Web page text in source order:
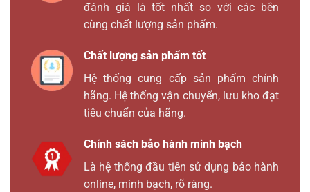
đánh giá là tốt nhất so với các bên
cùng chất lượng sản phẩm.
Chất lượng sản phẩm tốt
Hệ thống cung cấp sản phẩm chính
hãng. Hệ thống vận chuyển, lưu kho đạt
tiêu chuẩn của hãng.
Chính sách bảo hành minh bạch
Là hệ thống đầu tiên sử dụng bảo hành
online, minh bạch, rõ ràng.